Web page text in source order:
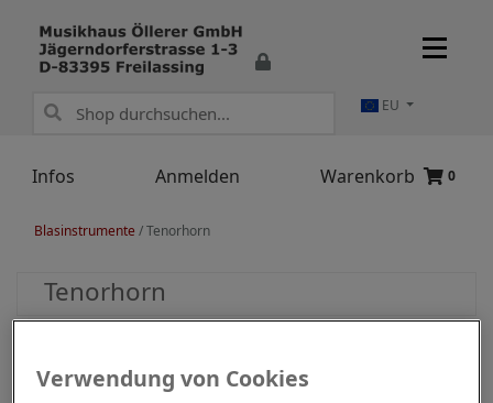
Infos Anmelden Warenkorb 0
EU
Blasinstrumente /Tenorhorn
Tenorhorn
Verwendung von Cookies